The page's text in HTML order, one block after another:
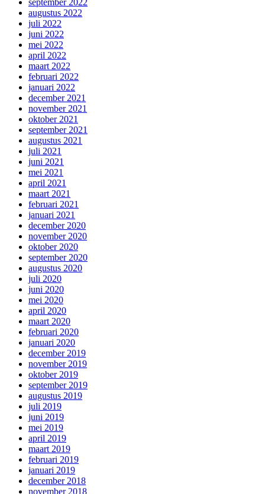
augustus 2022
juli 2022
juni 2022
mei 2022
april 2022
maart 2022
februari 2022
januari 2022
december 2021
november 2021
oktober 2021
september 2021
augustus 2021
juli 2021
juni 2021
mei 2021
april 2021
maart 2021
februari 2021
januari 2021
december 2020
november 2020
oktober 2020
september 2020
augustus 2020
juli 2020
juni 2020
mei 2020
april 2020
maart 2020
februari 2020
januari 2020
december 2019
november 2019
oktober 2019
september 2019
augustus 2019
juli 2019
juni 2019
mei 2019
april 2019
maart 2019
februari 2019
januari 2019
december 2018
november 2018